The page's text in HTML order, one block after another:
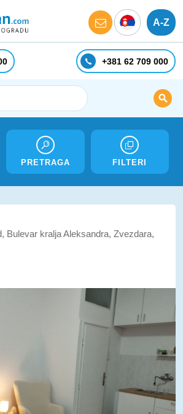
A-Z
+381 62 709 000
PRETRAGA FILTERI
Bulevar kralja Aleksandra, Zvezdara,